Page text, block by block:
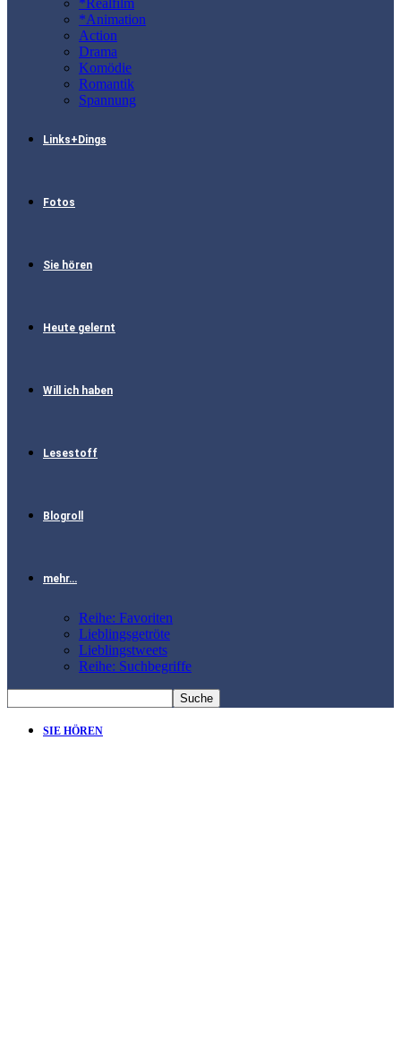
*Realfilm
*Animation
Action
Drama
Komödie
Romantik
Spannung
Links+Dings
Fotos
Sie hören
Heute gelernt
Will ich haben
Lesestoff
Blogroll
mehr…
Reihe: Favoriten
Lieblingsgetröte
Lieblingstweets
Reihe: Suchbegriffe
SIE HÖREN